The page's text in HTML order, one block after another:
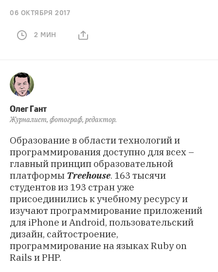
06 ОКТЯБРЯ 2017
2 МИН
Олег Гант
Журналист, фотограф, редактор.
Образование в области технологий и
программирования доступно для всех –
главный принцип образовательной
платформы Treehouse. 163 тысячи
студентов из 193 стран уже
присоединились к учебному ресурсу и
изучают программирование приложений
для iPhone и Android, пользовательский
дизайн, сайтостроение,
программирование на языках Ruby on
Rails и PHP.